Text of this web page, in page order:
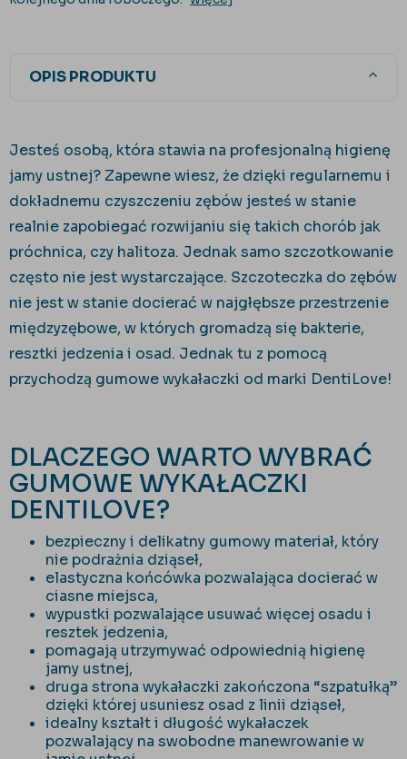
OPIS PRODUKTU
Jesteś osobą, która stawia na profesjonalną higienę
jamy ustnej? Zapewne wiesz, że dzięki regularnemu i
dokładnemu czyszczeniu zębów jesteś w stanie
realnie zapobiegać rozwijaniu się takich chorób jak
próchnica, czy halitoza. Jednak samo szczotkowanie
często nie jest wystarczające. Szczoteczka do zębów
nie jest w stanie docierać w najgłębsze przestrzenie
międzyzębowe, w których gromadzą się bakterie,
resztki jedzenia i osad. Jednak tu z pomocą
przychodzą gumowe wykałaczki od marki DentiLove!
DLACZEGO WARTO WYBRAĆ
GUMOWE WYKAŁACZKI
DENTILOVE?
bezpieczny i delikatny gumowy materiał, który
nie podrażnia dziąseł,
elastyczna końcówka pozwalająca docierać w
ciasne miejsca,
wypustki pozwalające usuwać więcej osadu i
resztek jedzenia,
pomagają utrzymywać odpowiednią higienę
jamy ustnej,
druga strona wykałaczki zakończona “szpatułką”
dzięki której usuniesz osad z linii dziąseł,
idealny kształt i długość wykałaczek
pozwalający na swobodne manewrowanie w